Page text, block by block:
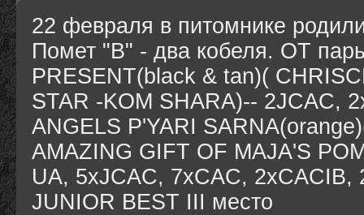
22 февраля в питомнике
Помет "В" - два кобеля. ОТ
PRESENT(black & tan)(
STAR -KOM SHARA)-- 2JCAC,
ANGELS P'YARI
AMAZING GIFT OF MAJA'S
UA, 5xJCAC, 7xCAC,
JUNIOR BEST III место